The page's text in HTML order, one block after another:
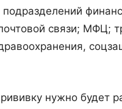
связи; МФЦ;
нужно будет